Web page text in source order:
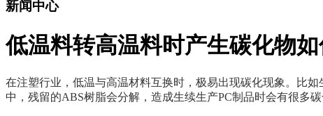
新闻中心
低温料转高温料时产生碳化物
在注塑行业，低温与高温材料互换时，极易出现碳化现象。比如
中，残留的ABS树脂会分解，造成生续生产PC制品时会有很多